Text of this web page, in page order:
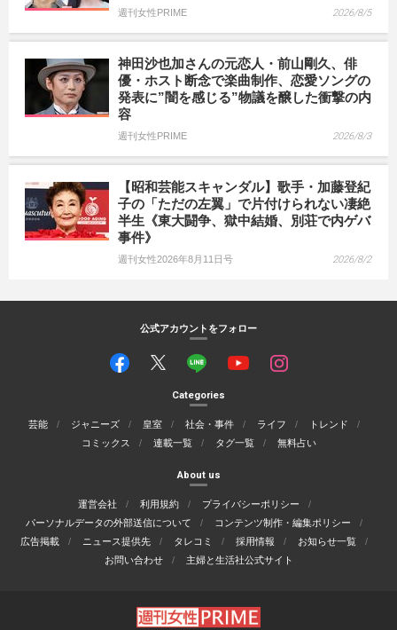
週刊女性PRIME 2026/8/5
神田沙也加さんの元恋人・前山剛久、俳
優・ホスト断念で楽曲制作、恋愛ソングの
発表に”闇を感じる”物議を醸した衝撃の内
容
週刊女性PRIME 2026/8/3
【昭和芸能スキャンダル】歌手・加藤登紀
子の「ただの左翼」で片付けられない凄絶
半生《東大闘争、獄中結婚、別荘で内ゲバ
事件》
週刊女性2026年8月11日号 2026/8/2
公式アカウントをフォロー
Categories
芸能 ジャニーズ 皇室 社会・事件 ライフ
トレンド
コミックス
連載一覧 タグ一覧 無料占い
About us
運営会社 利用規約
プライバシーポリシー
パーソナルデータの外部送信について
コンテンツ制作・編集ポリシー
広告掲載
ニュース提供先 タレコミ 採用情報
お知らせ一覧
お問い合わせ
主婦と生活社公式サイト